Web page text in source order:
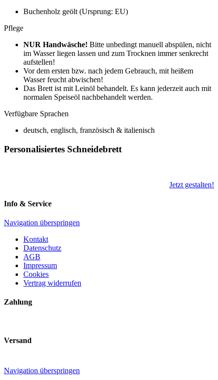
Buchenholz geölt (Ursprung: EU)
Pflege
NUR Handwäsche! Bitte unbedingt manuell abspülen, nicht
im Wasser liegen lassen und zum Trocknen immer senkrecht
aufstellen!
Vor dem ersten bzw. nach jedem Gebrauch, mit heißem
Wasser feucht abwischen!
Das Brett ist mit Leinöl behandelt. Es kann jederzeit auch mit
normalen Speiseöl nachbehandelt werden.
Verfügbare Sprachen
deutsch, englisch, französisch & italienisch
Personalisiertes Schneidebrett
Jetzt gestalten!
Info & Service
Navigation überspringen
Kontakt
Datenschutz
AGB
Impressum
Cookies
Vertrag widerrufen
Zahlung
Versand
Navigation überspringen